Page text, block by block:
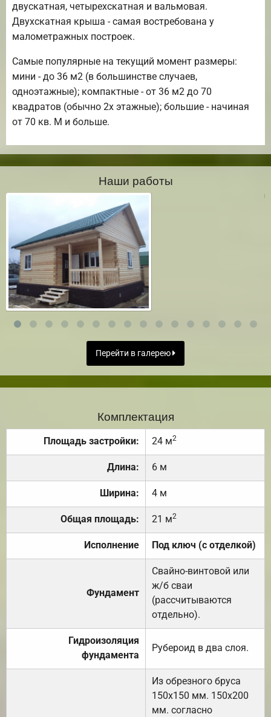
двускатная, четырехскатная и вальмовая.
Двухскатная крыша - самая востребована у
малометражных построек.
Самые популярные на текущий момент размеры:
мини - до 36 м2 (в большинстве случаев,
одноэтажные); компактные - от 36 м2 до 70
квадратов (обычно 2х этажные); большие - начиная
от 70 кв. М и больше.
Наши работы
Перейти в галерею
Комплектация
Площадь застройки: 24 м2
Длина: 6 м
Ширина: 4 м
Общая площадь: 21 м2
Исполнение Под ключ (с отделкой)
Фундамент
Свайно-винтовой или
ж/б сваи
(рассчитываются
отдельно).
Гидроизоляция
фундамента
Рубероид в два слоя.
Из обрезного бруса
150х150 мм. 150х200
мм. согласно